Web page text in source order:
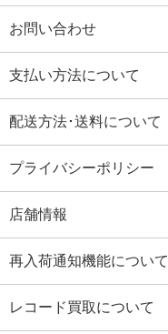
お問い合わせ
支払い方法について
配送方法･送料について
プライバシーポリシー
店舗情報
再入荷通知機能について
レコード買取について